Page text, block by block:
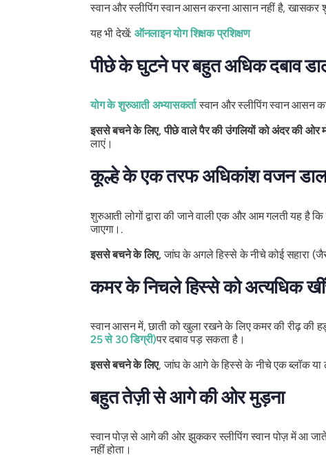
स्वान और स्लीपिंग स्वान आसन करना आसान नहीं है, खासकर
यह भी देखें: ऑनलाइन योग शिक्षक प्रशिक्षण
पीछे के घुटने पर बहुत अधिक दबाव
योग के शुरुआती अभ्यासकर्तास्वान और स्लीपिंग स्वान आसन
इससे बचने के लिए, पीछे वाले पैर की उंगलियों को अंदर की
लाएं।
कूल्हे के एक तरफ अधिकांश वजन
शुरुआती लोगों द्वारा की जाने वाली एक और आम गलती
जाएगा।.
इससे बचने के लिए,जांघ के अगले हिस्से के नीचे कोई सहारा
कमर के निचले हिस्से को अत्यधिक
स्वान आसन में, छाती को खुला रखने के लिए कमर की रीढ़ की
25 से 30 डिग्री)पर दबाव पड़ सकता है।
इससे बचने के लिए, जांघ के आगे के हिस्से के नीचे एक ब्लॉक या
बहुत तेज़ी से आगे की ओर मुड़ना
स्वान पोज़ से आगे की ओर झुककर स्लीपिंग स्वान पोज़ में आ
नहीं होता।